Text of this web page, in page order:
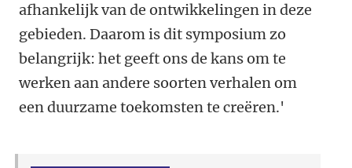
afhankelijk van de ontwikkelingen in deze
gebieden. Daarom is dit symposium zo
belangrijk: het geeft ons de kans om te
werken aan andere soorten verhalen om
een duurzame toekomsten te creëren.'